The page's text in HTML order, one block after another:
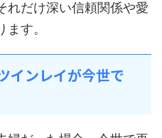
れだけ深い信頼関係や愛
す。
インレイが今世で